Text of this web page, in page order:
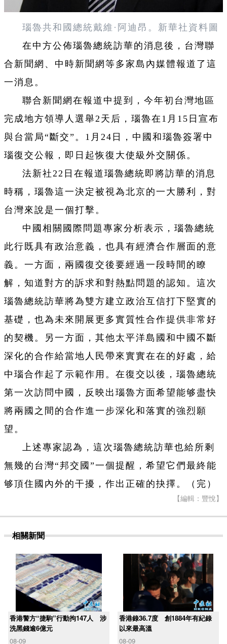
瑙魯共和國總統戴維·阿迪昂。新華社資料圖
在中方公佈瑙魯總統訪華的消息後，台灣聯
合新聞網、中時新聞網等多家島內媒體報道了這
一消息。
聯合新聞網在報道中提到，今年初台灣地區
完成地方領導人選舉2天后，瑙魯在1月15日宣布
與台當局“斷交”。1月24日，中國和瑙魯簽署中
瑙復交公報，即日起恢復大使級外交關係。
法新社22日在報道瑙魯總統即將訪華的消息
時稱，瑙魯這一決定被視為北京的一大勝利，對
台灣來說是一個打擊。
中國相關國際問題專家分析表示，瑙魯總統
此行既具有政治意義，也具有經濟合作層面的意
義。一方面，兩國復交後要經過一段時間的瞭
解，知道對方的訴求和對熱點問題的認知。這次
瑙魯總統訪華將為雙方建立政治互信打下堅實的
基礎，也為未來開展更多實質性合作提供非常好
的契機。另一方面，其他太平洋島國和中國不斷
深化的合作給當地人民帶來實實在在的好處，給
中瑙合作起了示範作用。在復交以後，瑙魯總統
第一次訪問中國，反映出瑙魯方面希望能够盡快
將兩國之間的合作進一步深化和落實的強烈願
望。
上述專家認為，這次瑙魯總統訪華也給所剩
無幾的台灣“邦交國”一個提醒，希望它們最終能
够頂住國內外的干擾，作出正確的抉擇。（完）
【編輯：豐悅】
相關新聞
香港警方“捷駒”行動拘147人 涉
洗黑錢逾6億元
08-09
香港錄36.7度 創1884年有紀錄
以來最高溫
08-09